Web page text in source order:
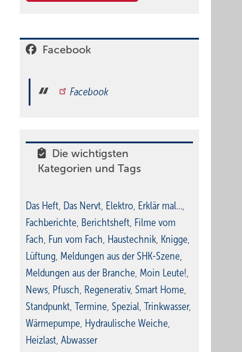
Facebook
Facebook
Die wichtigsten
Kategorien und Tags
Das Heft, Das Nervt, Elektro, Erklär mal…,
Fachberichte, Berichtsheft, Filme vom
Fach, Fun vom Fach, Haustechnik, Knigge,
Lüftung, Meldungen aus der SHK-Szene,
Meldungen aus der Branche, Moin Leute!,
News, Pfusch, Regenerativ, Smart Home,
Standpunkt, Termine, Spezial, Trinkwasser,
Wärmepumpe, Hydraulische Weiche,
Heizlast, Abwasser